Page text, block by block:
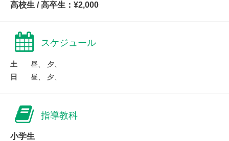
高校生 / 高卒生：¥2,000
スケジュール
土
昼、 夕、
日
昼、 夕、
指導教科
小学生